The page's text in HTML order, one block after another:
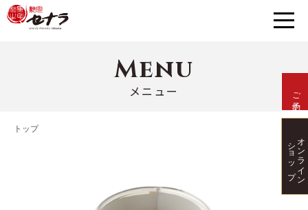
Menu
メニュー
トップ
ご予約
オンライン
ショップ